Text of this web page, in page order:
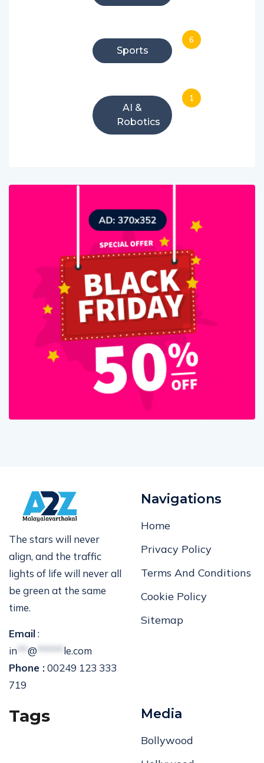
Sports
6
AI &
Robotics
1
The stars will never
align, and the traffic
lights of life will never all
be green at the same
time.
Email:
in ** @ ***** le.com
Phone :00249 123 333
719
Navigations
Home
Privacy Policy
Terms And Conditions
Cookie Policy
Sitemap
Tags Media
Bollywood